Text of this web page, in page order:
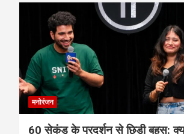
मनोरंजन
60 सेकंड के प्रदर्शन से छिड़ी बहस: